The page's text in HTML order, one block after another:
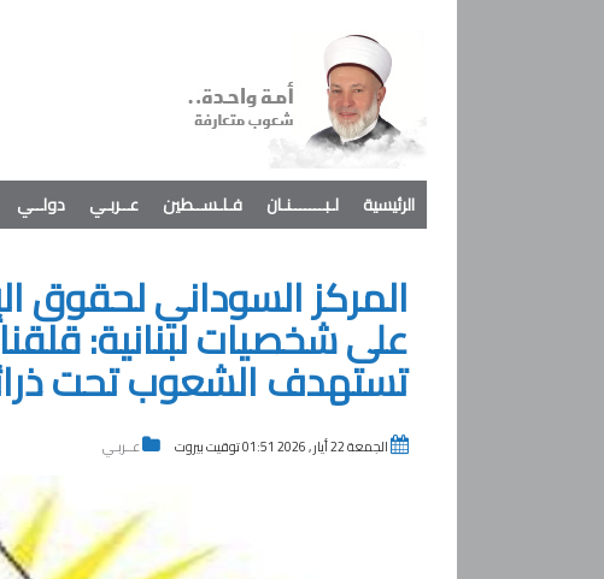
الرئيسية لـبـــــــنـان فـلـســطين عــربـي دولــي
المركز السوداني لحقوق
على شخصيات لبنانية:
تستهدف الشعوب تحت
الجمعة 22 أيار , 2026 01:51 توقيت بيروت عــربـي